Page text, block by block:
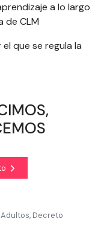
a lo largo
de CLM
que se regula la
Adultos, Decreto